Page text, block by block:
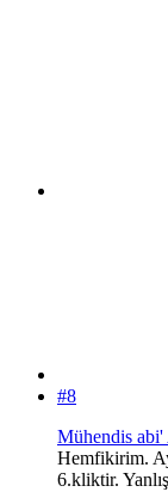
#8
Mühendis abi'
Hemfikirim.
6.kliktir.